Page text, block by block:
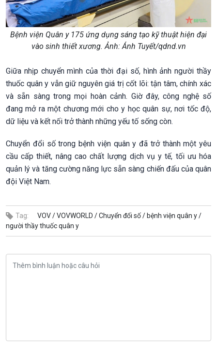
Bệnh viện Quân y 175 ứng dụng sáng tạo kỹ thuật hiện đại
vào sinh thiết xương. Ảnh: Ánh Tuyết/qdnd.vn
Giữa nhịp chuyển mình của thời đại số, hình ảnh người thầy
thuốc quân y vẫn giữ nguyên giá trị cốt lõi: tận tâm, chính xác
và sẵn sàng trong mọi hoàn cảnh. Giờ đây, công nghệ số
đang mở ra một chương mới cho y học quân sự, nơi tốc độ,
dữ liệu và kết nối trở thành những yếu tố sống còn.
Chuyển đổi số trong bệnh viện quân y đã trở thành một yêu
cầu cấp thiết, nâng cao chất lượng dịch vụ y tế, tối ưu hóa
quản lý và tăng cường năng lực sẵn sàng chiến đấu của quân
đội Việt Nam.
Tag: VOV /VOVWORLD /Chuyển đổi số / bệnh viện quân y /
người thầy thuốc quân y